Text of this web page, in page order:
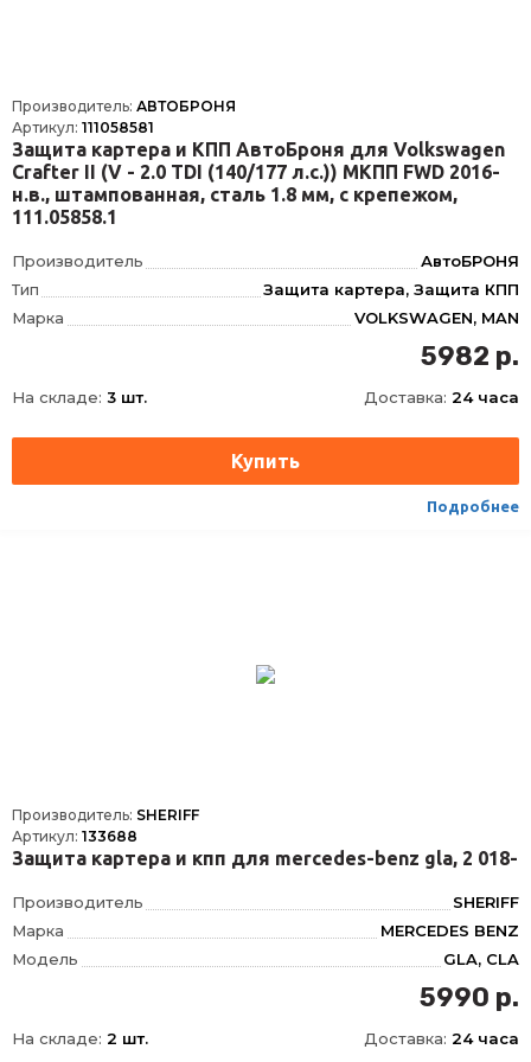
Производитель: АВТОБРОНЯ
Артикул: 111058581
Защита картера и КПП АвтоБроня для Volkswagen
Crafter II (V - 2.0 TDI (140/177 л.с.)) МКПП FWD 2016-
н.в., штампованная, сталь 1.8 мм, с крепежом,
111.05858.1
Производитель
АвтоБРОНЯ
Тип
Защита картера, Защита КПП
Марка
VOLKSWAGEN, MAN
CRAFTER, TGE
2017-, 2016-
Материал
Сталь, Сталь
Объём двигателя
V - 2.0 TDI (177 л.с.)
Крепеж в комплекте
5982 р.
На складе: 3 шт. Доставка: 24 часа
Подробнее
Производитель: SHERIFF
Артикул: 133688
Защита картера и кпп для mercedes-benz gla, 2 018-
Производитель
SHERIFF
Марка
MERCEDES BENZ
Модель
GLA, CLA
2018-, 2013-2019
Сталь
Объем двигателя
2, 0T AT 4WD AMG
5990 р.
На складе: 2 шт. Доставка: 24 часа